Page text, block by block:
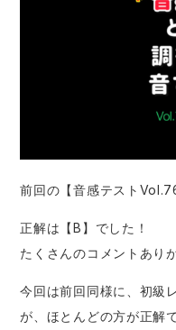
前回の【音感テスト
正解は【B】でした！
たくさんのコメントあり
今回は前回同様に、初級
が、ほとんどの方が正解